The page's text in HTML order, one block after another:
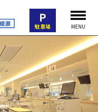
P
駐車場 MENU